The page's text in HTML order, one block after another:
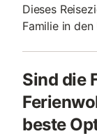
Dieses
Familie in
Sind die
beste